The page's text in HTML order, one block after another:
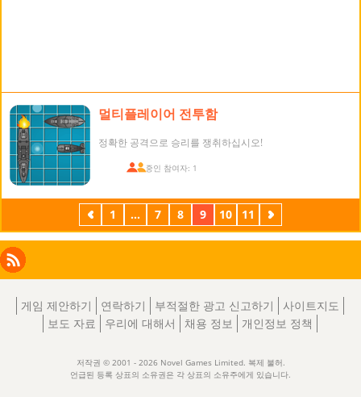
멀티플레이어 전투함
정확한 공격으로 승리를 쟁취하십시오!
접속 중인 참여자: 1
이
전
1 ... 7 8 9 10 11
다
음
Facebook
Instagram
X
LinkedIn
RSS
게임 제안하기 연락하기 부적절한 광고 신고하기
사이트지도
보도 자료
우리에 대해서 채용 정보 개인정보 정책
저작권 © 2001 - 2026 Novel Games Limited. 복제 불허.
언급된 등록 상표의 소유권은 각 상표의 소유주에게 있습니다.